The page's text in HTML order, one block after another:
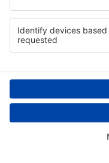
incomplete pe
Dreptul la
–dreptul de a
indeplinite
caracter personal;
Dreptul la
dreptul de a
Dvs. pe care le